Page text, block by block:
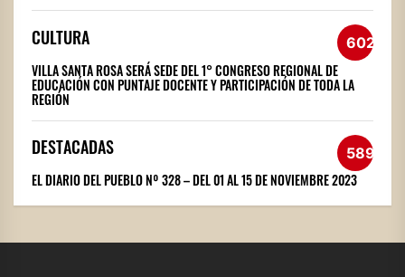
CULTURA 602
VILLA SANTA ROSA SERÁ SEDE DEL 1° CONGRESO REGIONAL DE
EDUCACIÓN CON PUNTAJE DOCENTE Y PARTICIPACIÓN DE TODA LA
REGIÓN
DESTACADAS 589
EL DIARIO DEL PUEBLO Nº 328 – DEL 01 AL 15 DE NOVIEMBRE 2023